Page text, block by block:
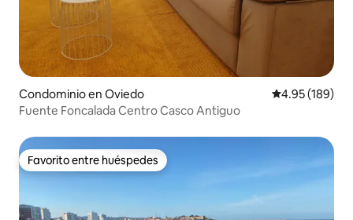
Condominio en Oviedo Calificación
4.95 (189)
Fuente Foncalada Centro Casco Antiguo
Favorito entre huéspedes
Favorito entre huéspedes